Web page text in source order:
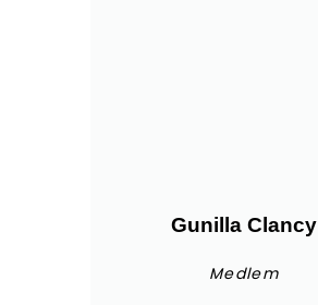
Gunilla Clancy
Medlem